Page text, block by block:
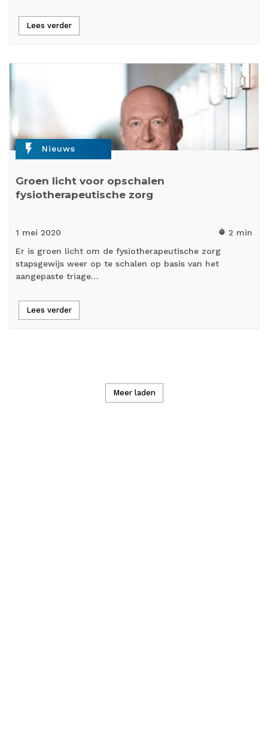
Lees verder
flash_on Nieuws
Groen licht voor opschalen
fysiotherapeutische zorg
1 mei 2020 timer 2 min
Er is groen licht om de fysiotherapeutische zorg
stapsgewijs weer op te schalen op basis van het
aangepaste triage…
Lees verder
Meer laden